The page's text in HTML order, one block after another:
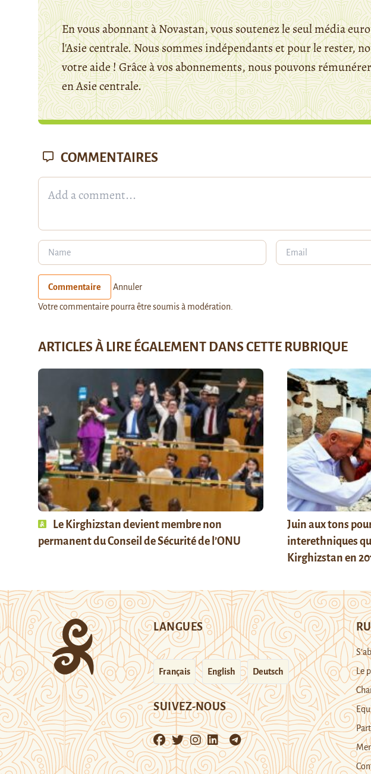
En vous abonnant à Novastan, vous soutenez le seul média
l'Asie centrale. Nous sommes indépendants et pour le rester,
votre aide ! Grâce à vos abonnements, nous pouvons
en Asie centrale.
COMMENTAIRES
Commentaire Annuler
Votre commentaire pourra être soumis à modération.
ARTICLES À LIRE ÉGALEMENT DANS CETTE RUBRIQUE
Le Kirghizstan devient membre non
permanent du Conseil de Sécurité de l’ONU
Juin aux tons
interethniques
Kirghizstan en
LANGUES
Français English Deutsch
SUIVEZ-NOUS
Le